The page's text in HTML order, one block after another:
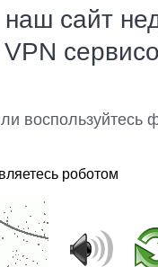
сайт
роботом